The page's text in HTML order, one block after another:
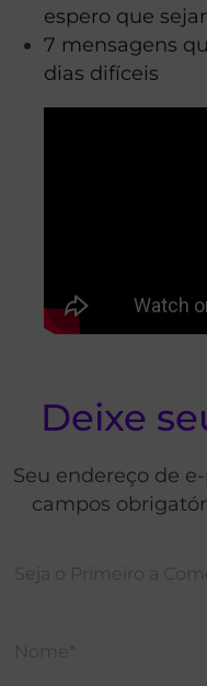
espero que
7 mensagens
dias difíceis
Deixe
Seu endereço de
campos